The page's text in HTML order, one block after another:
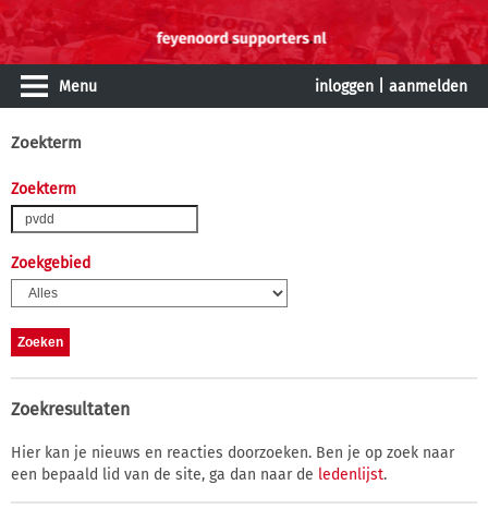
Menu inloggen aanmelden
Zoekterm
Zoekterm
Zoekgebied
Zoekresultaten
Hier kan je nieuws en reacties doorzoeken. Ben je op zoek naar
een bepaald lid van de site, ga dan naar de ledenlijst.